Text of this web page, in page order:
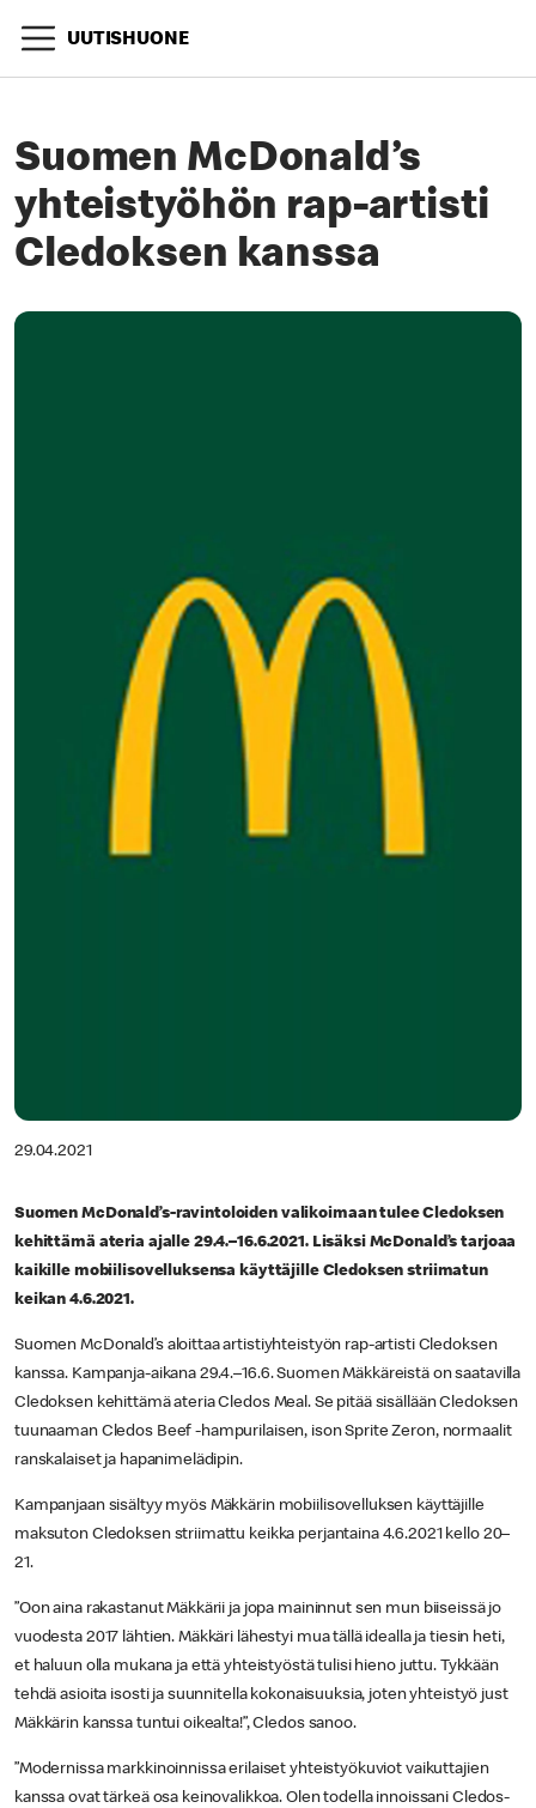
UUTISHUONE
Suomen McDonald’s
yhteistyöhön rap-artisti
Cledoksen kanssa
29.04.2021
Suomen McDonald’s-ravintoloiden valikoimaan tulee Cledoksen
kehittämä ateria ajalle 29.4.–16.6.2021. Lisäksi McDonald’s tarjoaa
kaikille mobiilisovelluksensa käyttäjille Cledoksen striimatun
keikan 4.6.2021.
Suomen McDonald’s aloittaa artistiyhteistyön rap-artisti Cledoksen
kanssa. Kampanja-aikana 29.4.–16.6. Suomen Mäkkäreistä on saatavilla
Cledoksen kehittämä ateria Cledos Meal. Se pitää sisällään Cledoksen
tuunaaman Cledos Beef -hampurilaisen, ison Sprite Zeron, normaalit
ranskalaiset ja hapanimelädipin.
Kampanjaan sisältyy myös Mäkkärin mobiilisovelluksen käyttäjille
maksuton Cledoksen striimattu keikka perjantaina 4.6.2021 kello 20–
21.
”Oon aina rakastanut Mäkkärii ja jopa maininnut sen mun biiseissä jo
vuodesta 2017 lähtien. Mäkkäri lähestyi mua tällä idealla ja tiesin heti,
et haluun olla mukana ja että yhteistyöstä tulisi hieno juttu. Tykkään
tehdä asioita isosti ja suunnitella kokonaisuuksia, joten yhteistyö just
Mäkkärin kanssa tuntui oikealta!”, Cledos sanoo.
”Modernissa markkinoinnissa erilaiset yhteistyökuviot vaikuttajien
kanssa ovat tärkeä osa keinovalikkoa. Olen todella innoissani Cledos-